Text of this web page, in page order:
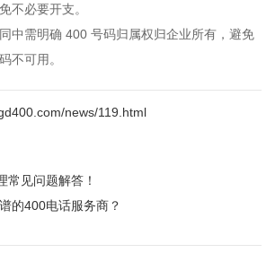
不必要开支。
同中需明确 400 号码归属权归企业所有，避免
不可用。
news/119.html
常见问题解答！
的400电话服务商？